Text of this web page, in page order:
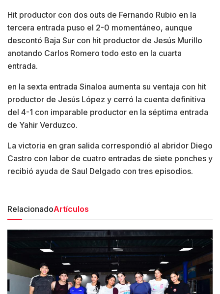
Hit productor con dos outs de Fernando Rubio en la
tercera entrada puso el 2-0 momentáneo, aunque
descontó Baja Sur con hit productor de Jesús Murillo
anotando Carlos Romero todo esto en la cuarta
entrada.
en la sexta entrada Sinaloa aumenta su ventaja con hit
productor de Jesús López y cerró la cuenta definitiva
del 4-1 con imparable productor en la séptima entrada
de Yahir Verduzco.
La victoria en gran salida correspondió al abridor Diego
Castro con labor de cuatro entradas de siete ponches y
recibió ayuda de Saul Delgado con tres episodios.
RelacionadoArtículos